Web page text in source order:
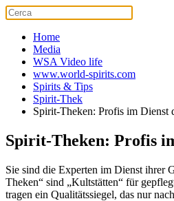
Home
Media
WSA Video life
www.world-spirits.com
Spirits & Tips
Spirit-Thek
Spirit-Theken: Profis im Dienst
Spirit-Theken: Profis
Sie sind die Experten im Dienst ihrer
Theken“ sind „Kultstätten“ für
tragen ein Qualitätssiegel, das nur